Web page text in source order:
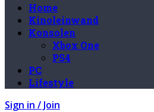
Home
Kinoleinwand
Konsolen
Xbox One
PS4
PC
Lifestyle
Sign in / Join